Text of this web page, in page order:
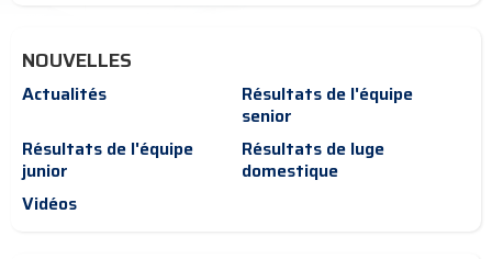
NOUVELLES
Actualités
Résultats de l'équipe
senior
Résultats de l'équipe
junior
Résultats de luge
domestique
Vidéos